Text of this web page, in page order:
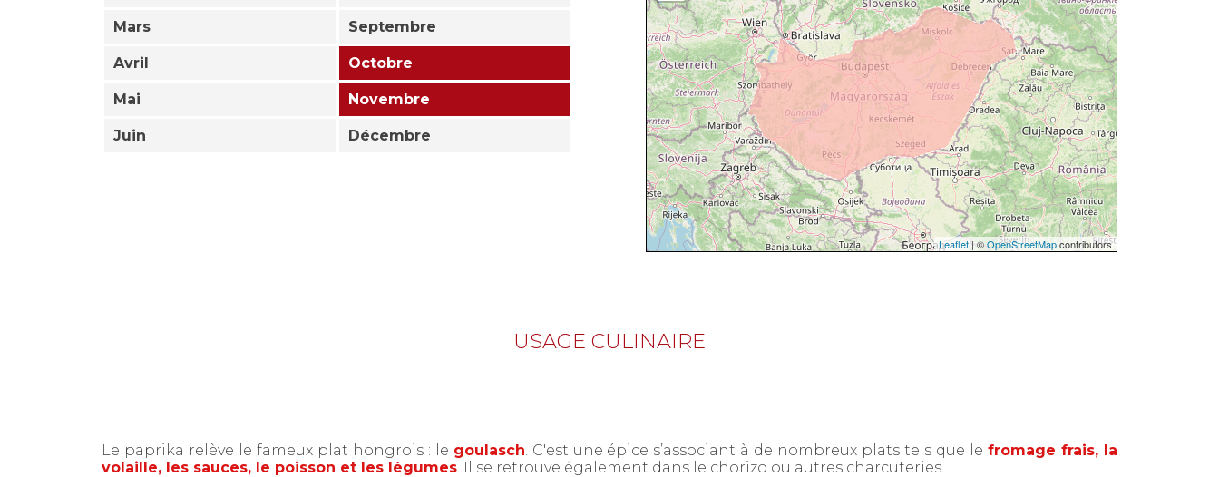
Mars Septembre
Avril Octobre
Mai Novembre
Juin Décembre
Leaflet| ©OpenStreetMapcontributors
USAGE CULINAIRE
Le paprika relève le fameux plat hongrois : le goulasch . C'est une épice s’associant à de nombreux plats tels que lefromage frais, la
volaille, les sauces, le poisson et les légumes Il se retrouve également dans le chorizo ou autres charcuteries.